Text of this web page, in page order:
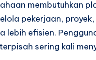
membutuhkan
pekerjaan,
lebih efisien.
sering kali